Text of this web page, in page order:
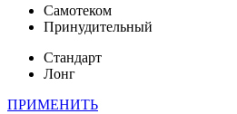
Самотеком
Принудительный
Стандарт
Лонг
ПРИМЕНИТЬ